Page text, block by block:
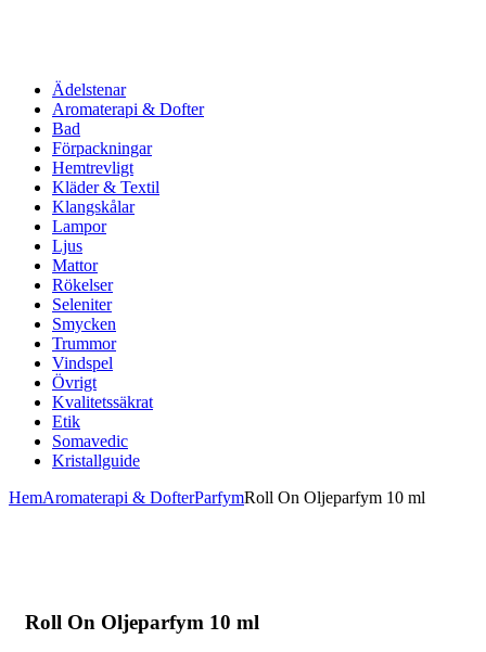
Ädelstenar
Aromaterapi & Dofter
Bad
Förpackningar
Hemtrevligt
Kläder & Textil
Klangskålar
Lampor
Ljus
Mattor
Rökelser
Seleniter
Smycken
Trummor
Vindspel
Övrigt
Kvalitetssäkrat
Etik
Somavedic
Kristallguide
HemAromaterapi & DofterParfymRoll On Oljeparfym 10 ml
Roll On Oljeparfym 10 ml